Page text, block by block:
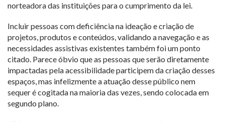
norteadora das instituições para o cumprimento da lei.
Incluir pessoas com deficiência na ideação e criação de
projetos, produtos e conteúdos, validando a navegação e as
necessidades assistivas existentes também foi um ponto
citado. Parece óbvio que as pessoas que serão diretamente
impactadas pela acessibilidade participem da criação desses
espaços, mas infelizmente a atuação desse público nem
sequer é cogitada na maioria das vezes, sendo colocada em
segundo plano.